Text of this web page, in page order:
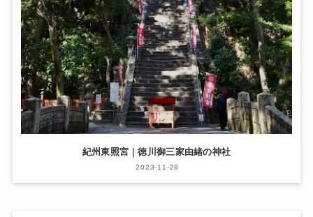
紀州東照宮｜徳川御三家由緒の神社
2023-11-28